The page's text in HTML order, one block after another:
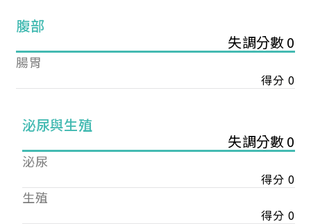
腹部
失調分數 0
腸胃
得分 0
泌尿與生殖
失調分數 0
泌尿
得分 0
生殖
得分 0